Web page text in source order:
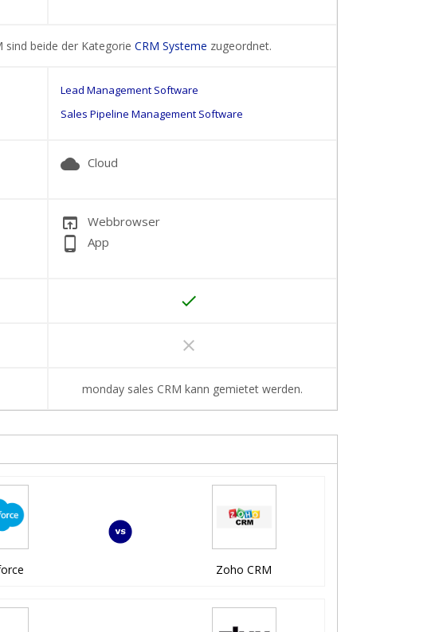
sind beide der KategorieCRM Systeme zugeordnet.
Lead Management Software
Sales Pipeline Management Software
cloud Cloud
open_in_browser Webbrowser
phone_android App
done
clear
monday sales CRM kann gemietet werden.
Zoho CRM